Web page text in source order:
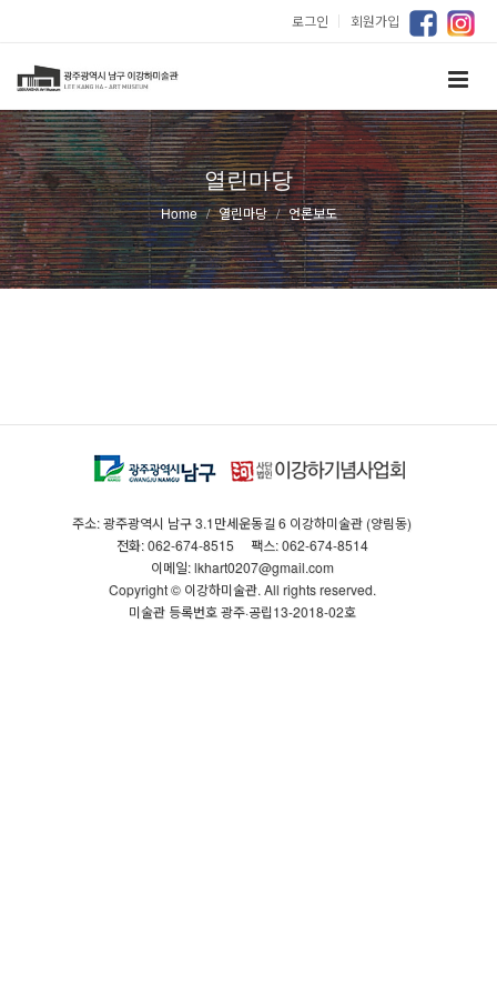
로그인 ｜ 회원가입
열린마당
Home 열린마당 언론보도
주소: 광주광역시 남구 3.1만세운동길 6 이강하미술관 (양림동)
전화: 062-674-8515
팩스: 062-674-8514
이메일: lkhart0207@gmail.com
Copyright © 이강하미술관. All rights reserved.
미술관 등록번호 광주·공립13-2018-02호